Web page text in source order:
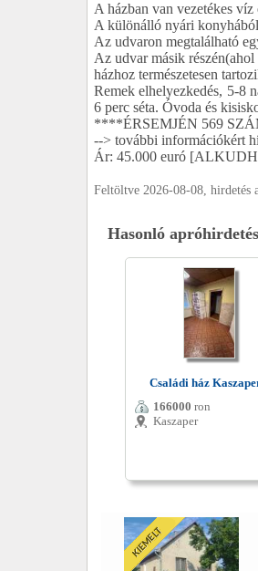
A házban van vezetékes
A különálló nyári
Az udvaron megtalálható
Az udvar másik
házhoz természetesen
Remek elhelyezkedés, 5-8
6 perc séta. Óvoda és
****ÉRSEMJÉN 569
--> további információkért
Ár: 45.000 euró
Feltöltve 2026-08-08, hirdetés
Hasonló
Családi ház
166000 ron
Kaszaper